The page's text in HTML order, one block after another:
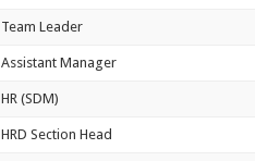
Team Leader
Assistant Manager
HR (SDM)
HRD Section Head